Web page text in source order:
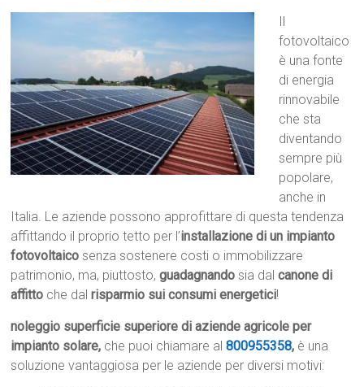
fotovoltaico
è una fonte
di energia
rinnovabile
che sta
diventando
sempre più
popolare,
anche in
Italia. Le aziende possono approfittare di questa tendenza
affittando il proprio tetto per l’installazione di un impianto
fotovoltaico senza sostenere costi o immobilizzare
patrimonio, ma, piuttosto,guadagnando sia dalcanone di
affitto che dalrisparmio sui consumi energetici!
noleggio superficie superiore di aziende agricole per
impianto solare, che puoi chiamare al800955358, è una
soluzione vantaggiosa per le aziende per diversi motivi: